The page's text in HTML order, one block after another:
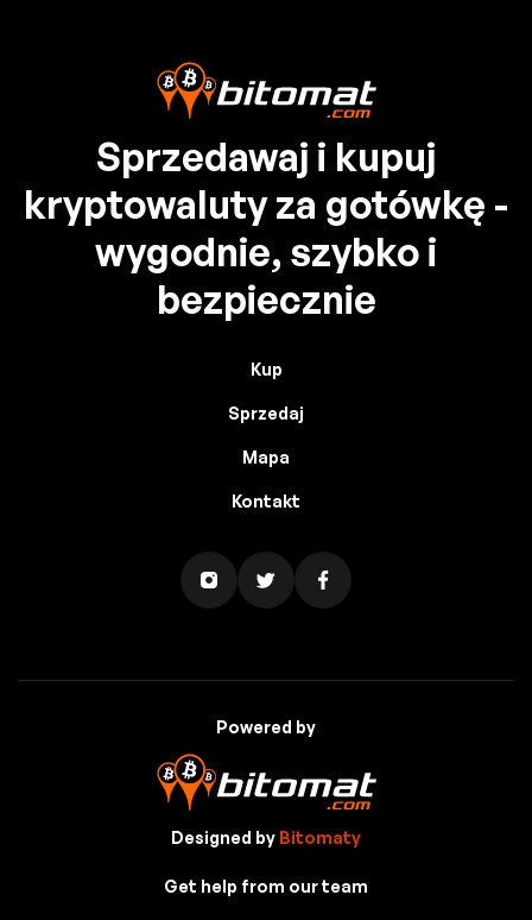
Sprzedawaj i kupuj
kryptowaluty za gotówkę -
wygodnie, szybko i
bezpiecznie
Kup
Sprzedaj
Mapa
Kontakt
Powered by
Designed by Bitomaty
Get help from our team